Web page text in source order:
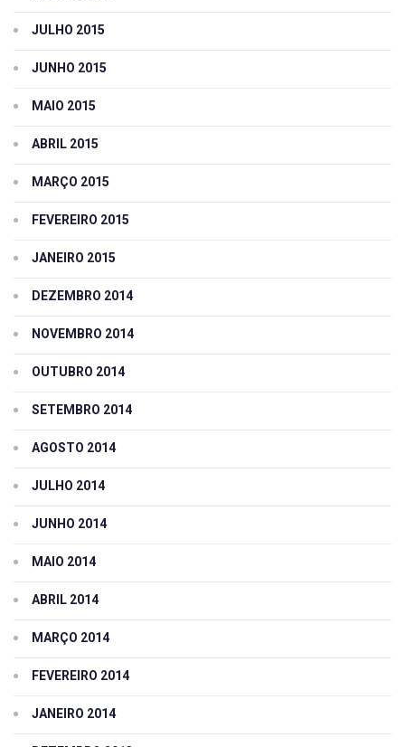
JULHO 2015
JUNHO 2015
MAIO 2015
ABRIL 2015
MARÇO 2015
FEVEREIRO 2015
JANEIRO 2015
DEZEMBRO 2014
NOVEMBRO 2014
OUTUBRO 2014
SETEMBRO 2014
AGOSTO 2014
JULHO 2014
JUNHO 2014
MAIO 2014
ABRIL 2014
MARÇO 2014
FEVEREIRO 2014
JANEIRO 2014